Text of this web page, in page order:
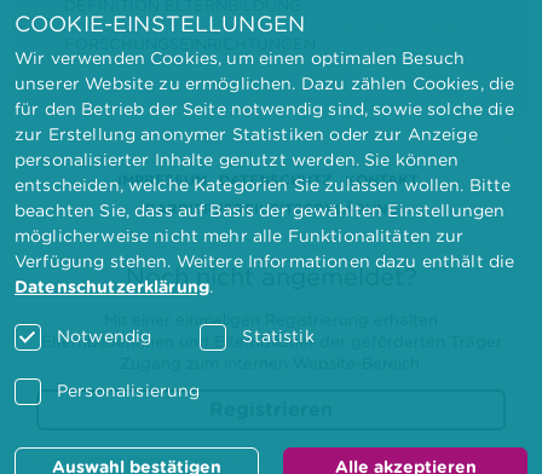
IMPRESSUM DATENSCHUTZ
KONTAKT
BARRIEREFREIHEITSERKLÄRUNG
Noch nicht angemeldet?
Mit einer einmaligen Registrierung erhalten
Elternbilderinnen und Elternbildner der geförderten Träger
COOKIE-EINSTELLUNGEN
Wir verwenden Cookies, um einen optimalen Besuch
unserer Website zu ermöglichen. Dazu zählen Cookies, die
für den Betrieb der Seite notwendig sind, sowie solche die
zur Erstellung anonymer Statistiken oder zur Anzeige
personalisierter Inhalte genutzt werden. Sie können
entscheiden, welche Kategorien Sie zulassen wollen. Bitte
beachten Sie, dass auf Basis der gewählten Einstellungen
möglicherweise nicht mehr alle Funktionalitäten zur
Verfügung stehen. Weitere Informationen dazu enthält die
Datenschutzerklärung.
Notwendig Statistik
Personalisierung
Auswahl bestätigen Alle akzeptieren